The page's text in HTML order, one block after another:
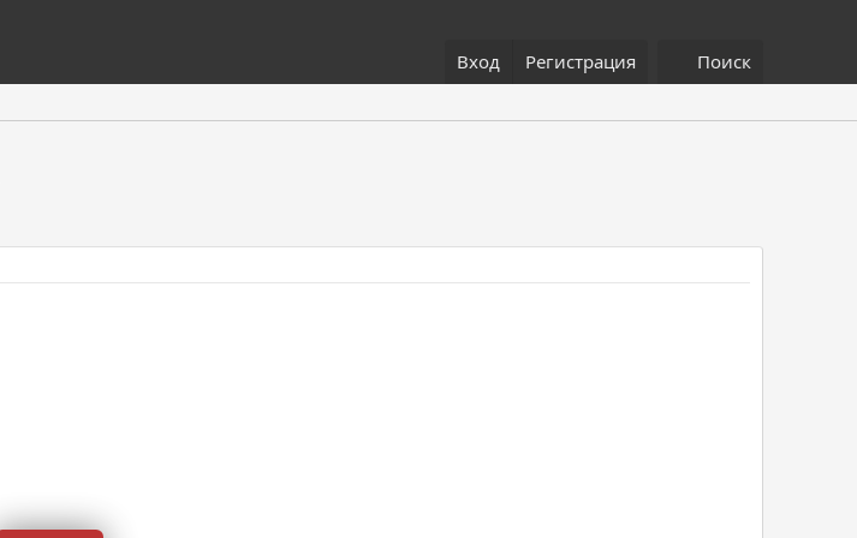
Вход Регистрация Поиск